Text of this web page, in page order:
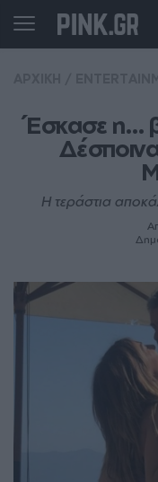
Έσκασε η…
Η τεράστια